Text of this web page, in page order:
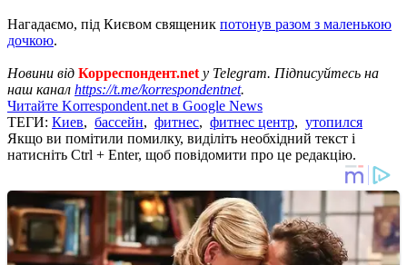
Нагадаємо, під Києвом священик потонув разом з маленькою
дочкою.
Новини від Корреспондент.net у Telegram. Підписуйтесь на
наш канал https://t.me/korrespondentnet.
Читайте Korrespondent.net в Google News
ТЕГИ: Киев, бассейн, фитнес, фитнес центр, утопился
Якщо ви помітили помилку, виділіть необхідний текст і
натисніть Ctrl + Enter, щоб повідомити про це редакцію.